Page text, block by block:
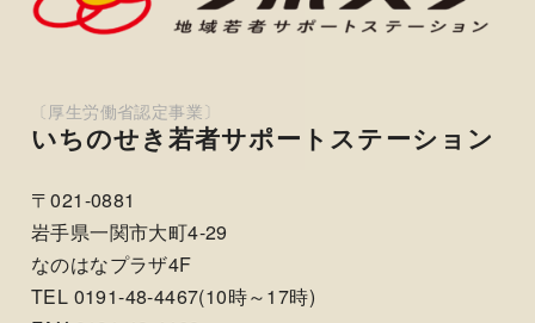
いちのせき若者サポートステーション
〒021-0881
岩手県一関市大町4-29
なのはなプラザ4F
TEL 0191-48-4467(10時～17時)